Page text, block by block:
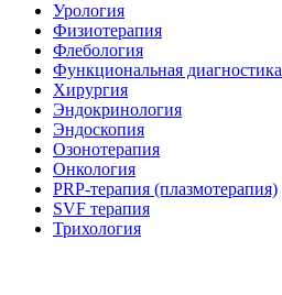
Урология
Физиотерапия
Флебология
Функциональная диагностика
Хирургия
Эндокринология
Эндоскопия
Озонотерапия
Онкология
PRP-терапия (плазмотерапия)
SVF терапия
Трихология